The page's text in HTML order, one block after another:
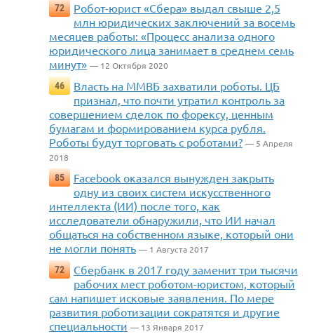
72
Робот-юрист «Сбера» выдал свыше 2,5
млн юридических заключений за восемь
месяцев работы: «Процесс анализа одного
юридического лица занимает в среднем семь
минут» — 12 Октября 2020
46
Власть на ММВБ захватили роботы. ЦБ
признал, что почти утратил контроль за
совершением сделок по форексу, ценным
бумагам и формированием курса рубля.
Роботы будут торговать с роботами? — 5 Апреля
2018
85
Facebook оказался вынужден закрыть
одну из своих систем искусственного
интеллекта (ИИ) после того, как
исследователи обнаружили, что ИИ начал
общаться на собственном языке, который они
не могли понять — 1 Августа 2017
72
Сбербанк в 2017 году заменит три тысячи
рабочих мест роботом-юристом, который
сам напишет исковые заявления. По мере
развития роботизации сократятся и другие
специальности — 13 Января 2017